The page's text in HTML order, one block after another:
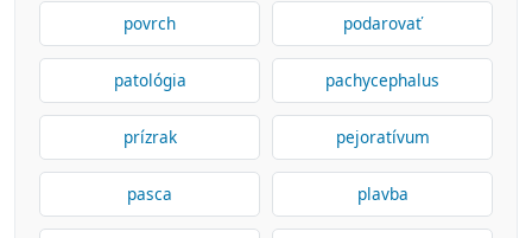
povrch podarovať
patológia pachycephalus
prízrak pejoratívum
pasca plavba